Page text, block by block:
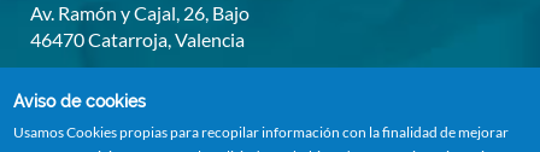
Av. Ramón y Cajal, 26, Bajo
46470 Catarroja, Valencia
Aviso de cookies
Usamos Cookies propias para recopilar información con la finalidad de mejorar